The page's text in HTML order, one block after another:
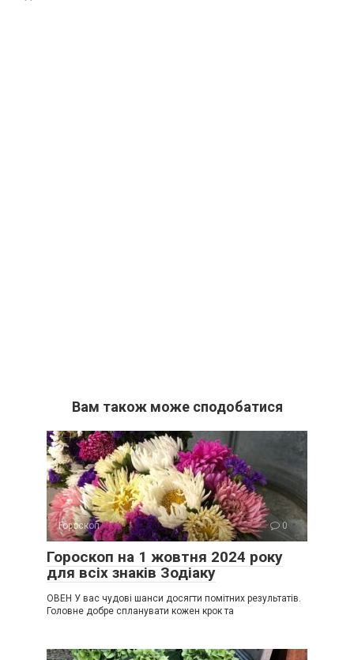
Вам також може сподобатися
Гороскоп 0
Гороскоп на 1 жовтня 2024 року
для всіх знаків Зодіаку
ОВЕН У вас чудові шанси досягти помітних результатів.
Головне добре спланувати кожен крок та